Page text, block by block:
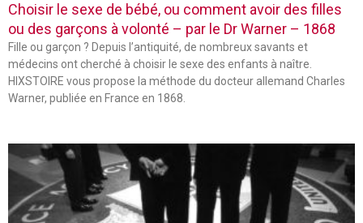
Choisir le sexe de bébé, ou comment avoir des filles
ou des garçons à volonté – par le Dr Warner – 1868
Fille ou garçon ? Depuis l’antiquité, de nombreux savants et
médecins ont cherché à choisir le sexe des enfants à naître.
HIXSTOIRE vous propose la méthode du docteur allemand Charles
Warner, publiée en France en 1868.